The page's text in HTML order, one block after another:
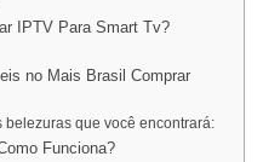
IPTV Para Smart Tv?
no Mais Brasil Comprar
belezuras que você encontrará:
Funciona?